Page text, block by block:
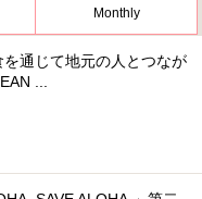
Monthly
を通じて地元の人とつなが
...